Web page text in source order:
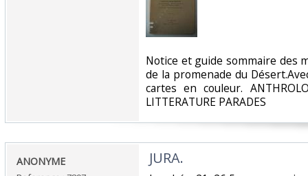
‎Notice et guide sommaire des
de la promenade du
cartes en couleur.
LITTERATURE PARADES‎
‎ANONYME‎ ‎ JURA. ‎